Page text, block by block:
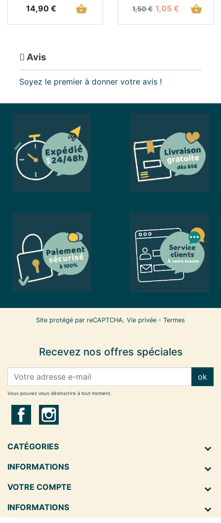
Prix
14,90 € shopping_basket Prix de base
1,50 € Prix
1,05 € shopping_basket
Avis
Soyez le premier à donner votre avis !
Site protégé par reCAPTCHA. Vie privée - Termes
Recevez nos offres spéciales
ok
Vous pouvez vous désinscrire à tout moment.
CATÉGORIES
INFORMATIONS
VOTRE COMPTE
INFORMATIONS